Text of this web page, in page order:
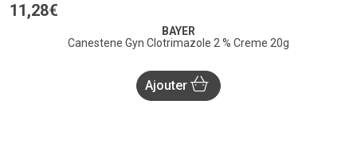
11 ,28€
BAYER
Canestene Gyn Clotrimazole 2 % Creme 20g
Ajouter